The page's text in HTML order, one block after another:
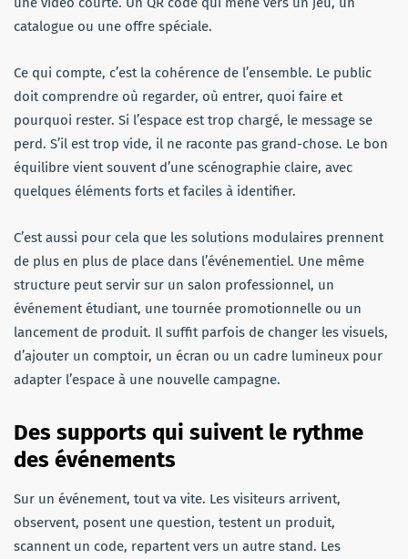
catalogue ou une offre spéciale.
Ce qui compte, c’est la cohérence de l’ensemble. Le public
doit comprendre où regarder, où entrer, quoi faire et
pourquoi rester. Si l’espace est trop chargé, le message se
perd. S’il est trop vide, il ne raconte pas grand-chose. Le bon
équilibre vient souvent d’une scénographie claire, avec
quelques éléments forts et faciles à identifier.
C’est aussi pour cela que les solutions modulaires prennent
de plus en plus de place dans l’événementiel. Une même
structure peut servir sur un salon professionnel, un
événement étudiant, une tournée promotionnelle ou un
lancement de produit. Il suffit parfois de changer les visuels,
d’ajouter un comptoir, un écran ou un cadre lumineux pour
adapter l’espace à une nouvelle campagne.
Des supports qui suivent le rythme
des événements
Sur un événement, tout va vite. Les visiteurs arrivent,
observent, posent une question, testent un produit,
scannent un code, repartent vers un autre stand. Les